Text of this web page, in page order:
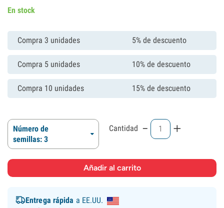
En stock
Compra 3 unidades 5% de descuento
Compra 5 unidades 10% de descuento
Compra 10 unidades 15% de descuento
Número de
semillas: 3
Cantidad - +
Entrega rápida a EE.UU.